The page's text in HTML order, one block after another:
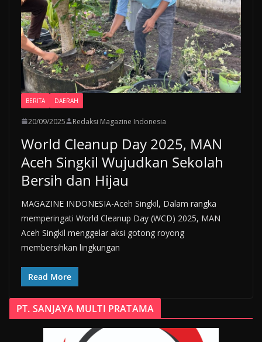
BERITA DAERAH
20/09/2025 Redaksi Magazine Indonesia
World Cleanup Day 2025, MAN
Aceh Singkil Wujudkan Sekolah
Bersih dan Hijau
MAGAZINE INDONESIA-Aceh Singkil, Dalam rangka
memperingati World Cleanup Day (WCD) 2025, MAN
Aceh Singkil menggelar aksi gotong royong
membersihkan lingkungan
Read More
PT. SANJAYA MULTI PRATAMA